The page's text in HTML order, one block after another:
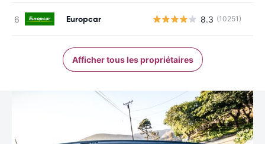
Europcar 8.3 (10251)
Afficher tous les propriétaires